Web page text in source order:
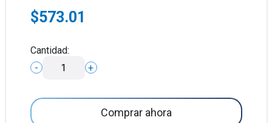
$573.01
Cantidad:
-
+
Comprar ahora